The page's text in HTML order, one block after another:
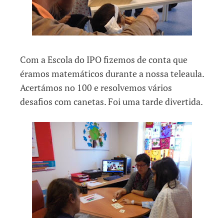
Com a Escola do IPO fizemos de conta que
éramos matemáticos durante a nossa teleaula.
Acertámos no 100 e resolvemos vários
desafios com canetas. Foi uma tarde divertida.